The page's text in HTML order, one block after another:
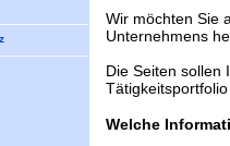
Wir möchten Sie
Unternehmens
Die Seiten sollen
Welche